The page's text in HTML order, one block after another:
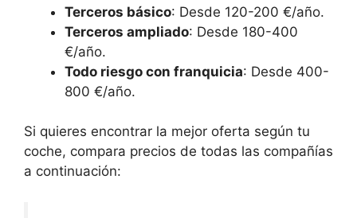
Terceros básico: Desde 120-200 €/año.
Terceros ampliado: Desde 180-400
€/año.
Todo riesgo con franquicia: Desde 400-
800 €/año.
Si quieres encontrar la mejor oferta según tu
coche, compara precios de todas las compañías
a continuación: